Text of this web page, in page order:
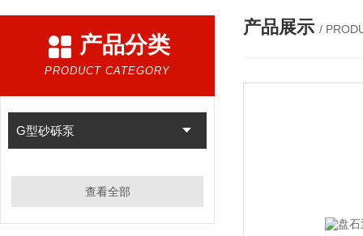
产品分类
PRODUCT CATEGORY
G型砂砾泵
查看全部
产品展示 /